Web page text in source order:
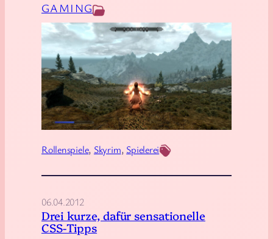
w
e
n
n
n
i
c
h
t
GAMING
Rollenspiele, Skyrim, Spielerei
k
y
y
y
y
r
i
<
3
06.04.2012
Drei kurze, dafür sensationelle
CSS-Tipps